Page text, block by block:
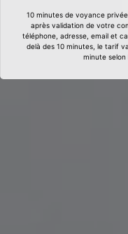
10 minutes de voyance
après validation de votre
téléphone, adresse, email et
delà des 10 minutes, le tarif
minute